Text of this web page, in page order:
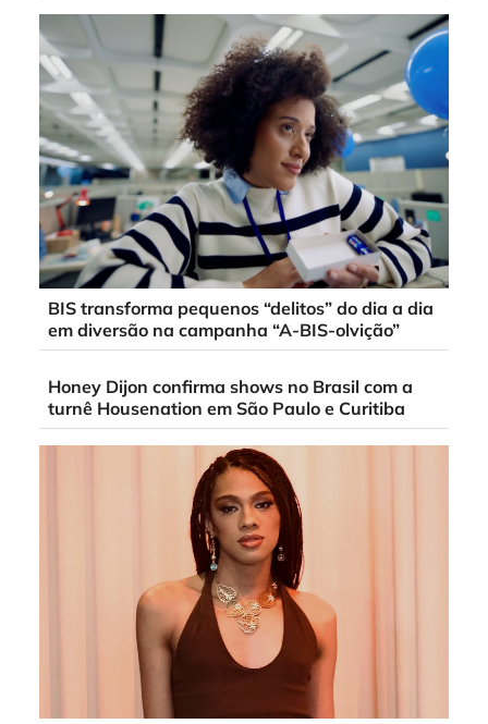
BIS transforma pequenos “delitos” do dia a dia
em diversão na campanha “A-BIS-olvição”
Honey Dijon confirma shows no Brasil com a
turnê Housenation em São Paulo e Curitiba